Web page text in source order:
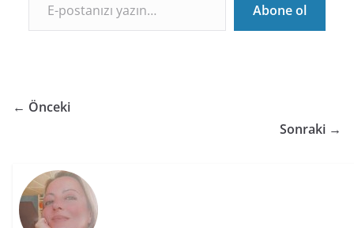
Abone ol
← Önceki
Sonraki →